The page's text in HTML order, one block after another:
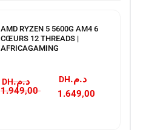
AMD RYZEN 5 5600G AM4 6
CŒURS 12 THREADS |
AFRICAGAMING
د.م.
1.949,00
د.م.